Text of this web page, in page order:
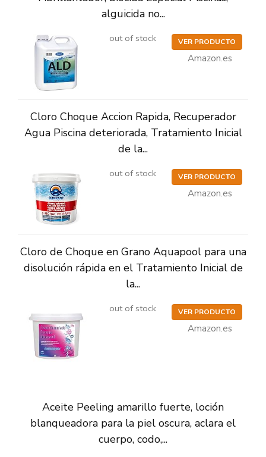
alguicida no...
out of stock VER PRODUCTO
Amazon.es
Cloro Choque Accion Rapida, Recuperador
Agua Piscina deteriorada, Tratamiento Inicial
de la...
out of stock VER PRODUCTO
Amazon.es
Cloro de Choque en Grano Aquapool para una
disolución rápida en el Tratamiento Inicial de
la...
out of stock VER PRODUCTO
Amazon.es
Aceite Peeling amarillo fuerte, loción
blanqueadora para la piel oscura, aclara el
cuerpo, codo,...